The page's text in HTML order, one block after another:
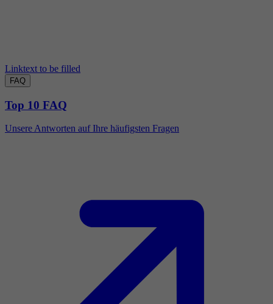
Linktext to be filled
FAQ
Top 10 FAQ
Unsere Antworten auf Ihre häufigsten Fragen